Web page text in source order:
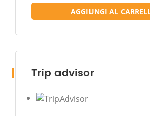
AGGIUNGI AL
Trip advisor